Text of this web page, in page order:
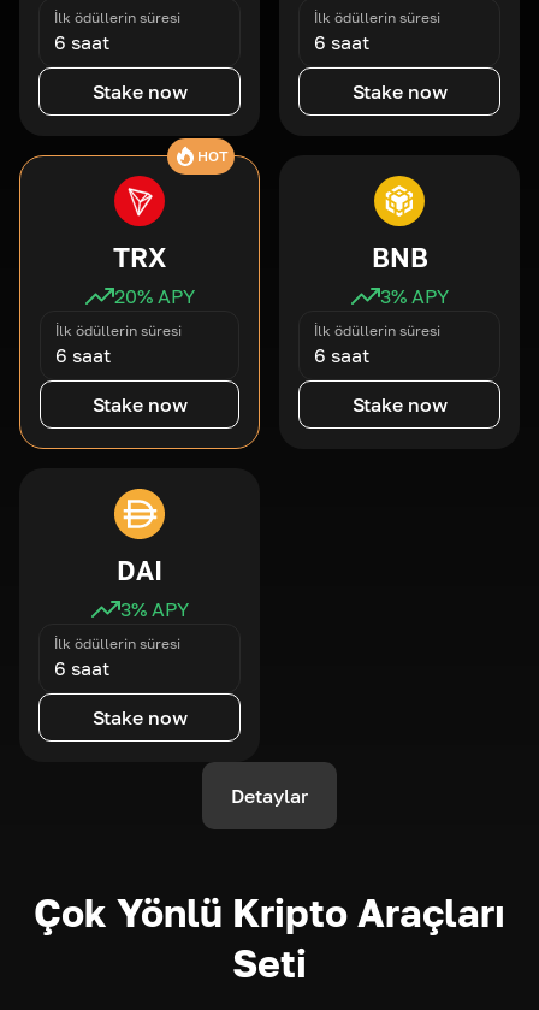
İlk ödüllerin süresi
6 saat
Stake now
İlk ödüllerin süresi
6 saat
Stake now
HOT
TRX
20% APY
İlk ödüllerin süresi
6 saat
Stake now
BNB
3% APY
İlk ödüllerin süresi
6 saat
Stake now
DAI
3% APY
İlk ödüllerin süresi
6 saat
Stake now
Detaylar
Çok Yönlü Kripto Araçları
Seti